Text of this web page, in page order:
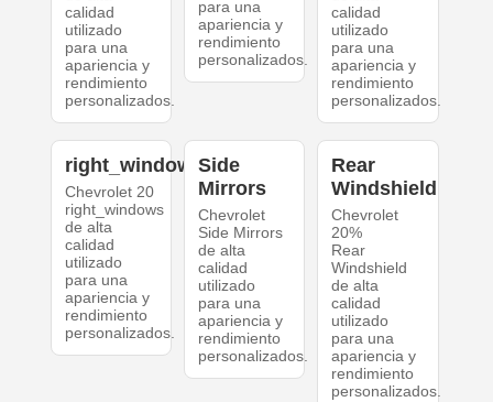
calidad
utilizado
para una
apariencia y
rendimiento
personalizados.
para una
apariencia y
rendimiento
personalizados.
calidad
utilizado
para una
apariencia y
rendimiento
personalizados.
right_windows
Chevrolet 20
right_windows
de alta
calidad
utilizado
para una
apariencia y
rendimiento
personalizados.
Side
Mirrors
Chevrolet
Side Mirrors
de alta
calidad
utilizado
para una
apariencia y
rendimiento
personalizados.
Rear
Windshield
Chevrolet
20%
Rear
Windshield
de alta
calidad
utilizado
para una
apariencia y
rendimiento
personalizados.